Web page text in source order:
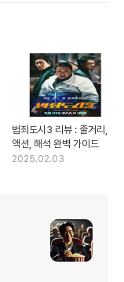
범죄도시3 리뷰 : 줄거리,
액션, 해석 완벽 가이드
2025.02.03